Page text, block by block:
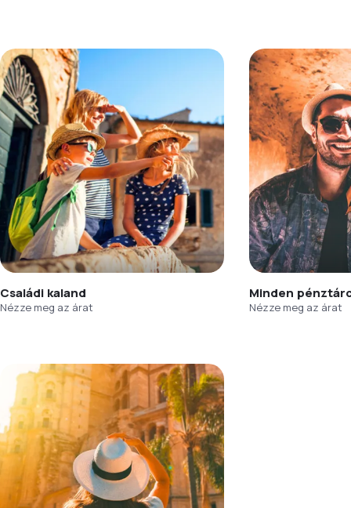
Családi kaland
Nézze meg az árat
Minden
Nézze meg az árat